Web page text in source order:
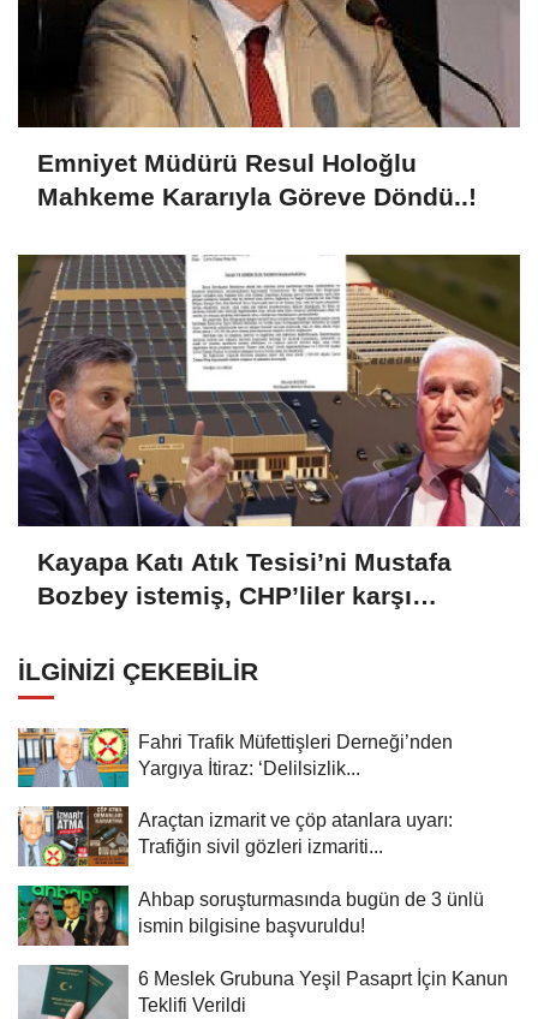
Emniyet Müdürü Resul Holoğlu
Mahkeme Kararıyla Göreve Döndü..!
Kayapa Katı Atık Tesisi’ni Mustafa
Bozbey istemiş, CHP’liler karşı
İLGINIZI ÇEKEBILIR
Fahri Trafik Müfettişleri Derneği’nden
Yargıya İtiraz: ‘Delilsizlik...
Araçtan izmarit ve çöp atanlara uyarı:
Trafiğin sivil gözleri izmariti...
Ahbap soruşturmasında bugün de 3 ünlü
ismin bilgisine başvuruldu!
6 Meslek Grubuna Yeşil Pasaprt İçin Kanun
Teklifi Verildi